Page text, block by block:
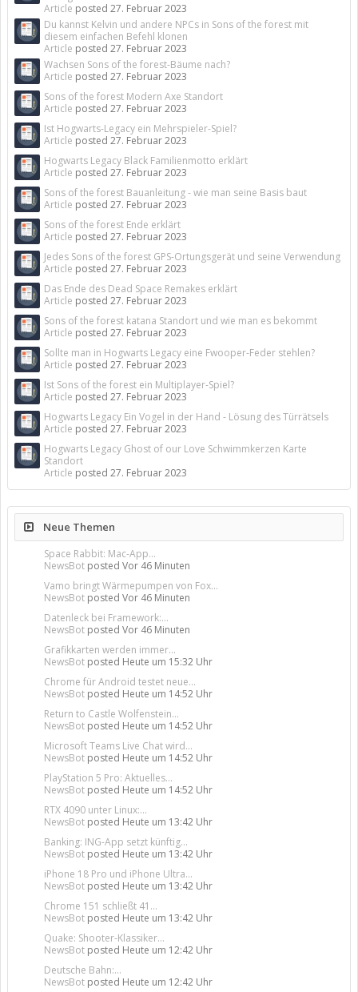
Article posted 27. Februar 2023
Du kannst Kelvin und andere NPCs in Sons of the forest mit
diesem einfachen Befehl klonen
Article posted 27. Februar 2023
Wachsen Sons of the forest-Bäume nach?
Article posted 27. Februar 2023
Sons of the forest Modern Axe Standort
Article posted 27. Februar 2023
Ist Hogwarts-Legacy ein Mehrspieler-Spiel?
Article posted 27. Februar 2023
Hogwarts Legacy Black Familienmotto erklärt
Article posted 27. Februar 2023
Sons of the forest Bauanleitung - wie man seine Basis baut
Article posted 27. Februar 2023
Sons of the forest Ende erklärt
Article posted 27. Februar 2023
Jedes Sons of the forest GPS-Ortungsgerät und seine Verwendung
Article posted 27. Februar 2023
Das Ende des Dead Space Remakes erklärt
Article posted 27. Februar 2023
Sons of the forest katana Standort und wie man es bekommt
Article posted 27. Februar 2023
Sollte man in Hogwarts Legacy eine Fwooper-Feder stehlen?
Article posted 27. Februar 2023
Ist Sons of the forest ein Multiplayer-Spiel?
Article posted 27. Februar 2023
Hogwarts Legacy Ein Vogel in der Hand - Lösung des Türrätsels
Article posted 27. Februar 2023
Hogwarts Legacy Ghost of our Love Schwimmkerzen Karte
Standort
Article posted 27. Februar 2023
Neue Themen
Space Rabbit: Mac-App...
NewsBot posted Vor 46 Minuten
Vamo bringt Wärmepumpen von Fox...
NewsBot posted Vor 46 Minuten
Datenleck bei Framework:...
NewsBot posted Vor 46 Minuten
Grafikkarten werden immer...
NewsBot posted Heute um 15:32 Uhr
Chrome für Android testet neue...
NewsBot posted Heute um 14:52 Uhr
Return to Castle Wolfenstein...
NewsBot posted Heute um 14:52 Uhr
Microsoft Teams Live Chat wird...
NewsBot posted Heute um 14:52 Uhr
PlayStation 5 Pro: Aktuelles...
NewsBot posted Heute um 14:52 Uhr
RTX 4090 unter Linux:...
NewsBot posted Heute um 13:42 Uhr
Banking: ING-App setzt künftig...
NewsBot posted Heute um 13:42 Uhr
iPhone 18 Pro und iPhone Ultra...
NewsBot posted Heute um 13:42 Uhr
Chrome 151 schließt 41...
NewsBot posted Heute um 13:42 Uhr
Quake: Shooter-Klassiker...
NewsBot posted Heute um 12:42 Uhr
Deutsche Bahn:...
NewsBot posted Heute um 12:42 Uhr